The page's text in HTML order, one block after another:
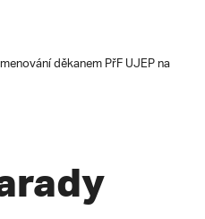
děkanem PřF UJEP na